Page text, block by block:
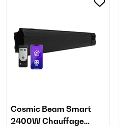
Cosmic Beam Smart
2400W Chauffage